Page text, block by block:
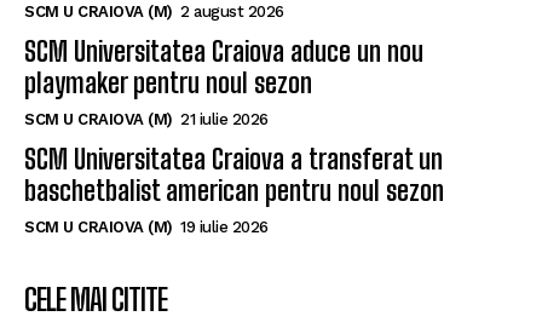
SCM U CRAIOVA (M) 2 august 2026
SCM Universitatea Craiova aduce un nou
playmaker pentru noul sezon
SCM U CRAIOVA (M) 21 iulie 2026
SCM Universitatea Craiova a transferat un
baschetbalist american pentru noul sezon
SCM U CRAIOVA (M) 19 iulie 2026
CELE MAI CITITE